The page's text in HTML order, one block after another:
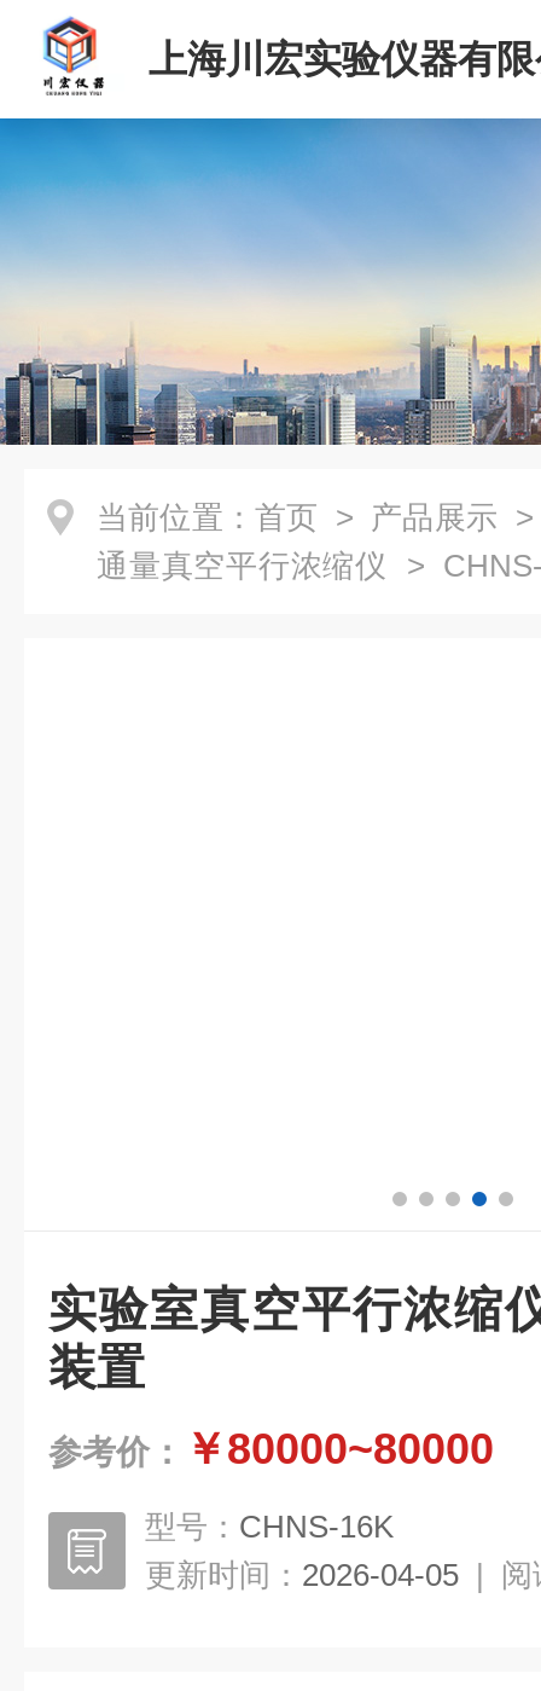
上海川宏实验仪器有
当前位置： 首页 > 产品展示
通量真空平行浓缩仪 >
实验室真空平行浓缩
装置
参考价： ￥80000~80000
型号： CHNS-16K
更新时间： 2026-04-05 | 阅